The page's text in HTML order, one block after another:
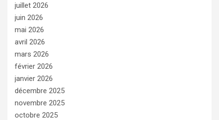
juillet 2026
juin 2026
mai 2026
avril 2026
mars 2026
février 2026
janvier 2026
décembre 2025
novembre 2025
octobre 2025